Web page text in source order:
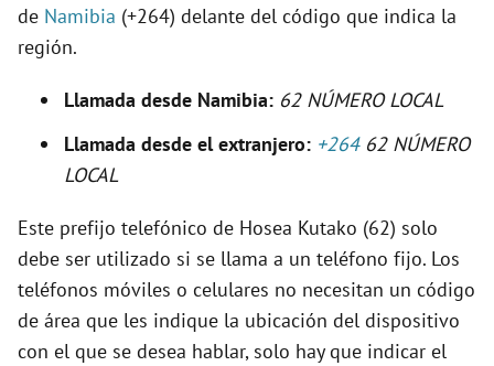
de Namibia (+264) delante del código que indica la
región.
Llamada desde Namibia: 62 NÚMERO LOCAL
Llamada desde el extranjero: +26462 NÚMERO
LOCAL
Este prefijo telefónico de Hosea Kutako (62) solo
debe ser utilizado si se llama a un teléfono fijo. Los
teléfonos móviles o celulares no necesitan un código
de área que les indique la ubicación del dispositivo
con el que se desea hablar, solo hay que indicar el